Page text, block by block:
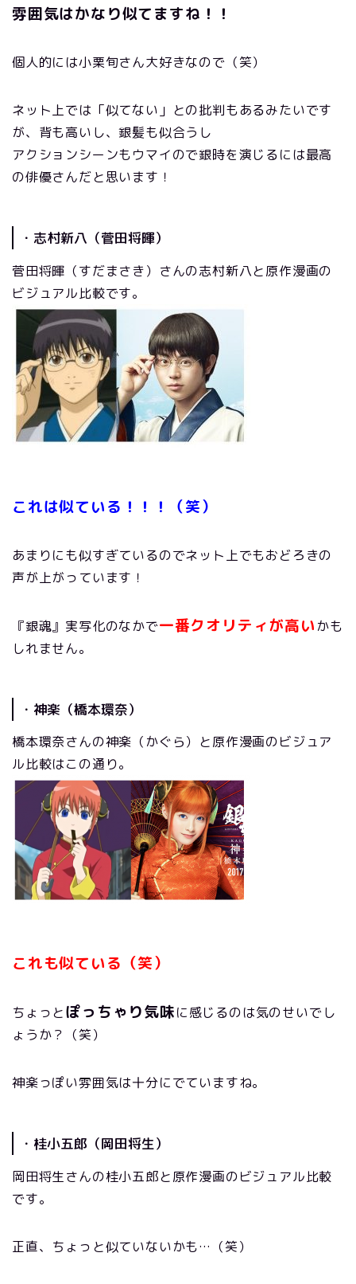
雰囲気はかなり似てますね！！
個人的には小栗旬さん大好きなので（笑）
ネット上では「似てない」との批判もあるみたいです
が、背も高いし、銀髪も似合うし
アクションシーンもウマイので銀時を演じるには最高
の俳優さんだと思います！
・志村新八（菅田将暉）
菅田将暉（すだまさき）さんの志村新八と原作漫画の
ビジュアル比較です。
これは似ている！！！（笑）
あまりにも似すぎているのでネット上でもおどろきの
声が上がっています！
『銀魂』実写化のなかで一番クオリティが高い かも
しれません。
・神楽（橋本環奈）
橋本環奈さんの神楽（かぐら）と原作漫画のビジュア
ル比較はこの通り。
これも似ている（笑）
ちょっとぽっちゃり気味に感じるのは気のせいでし
ょうか？（笑）
神楽っぽい雰囲気は十分にでていますね。
・桂小五郎（岡田将生）
岡田将生さんの桂小五郎と原作漫画のビジュアル比較
です。
正直、ちょっと似ていないかも…（笑）